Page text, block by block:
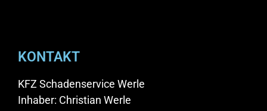
KONTAKT
KFZ Schadenservice Werle
Inhaber: Christian Werle